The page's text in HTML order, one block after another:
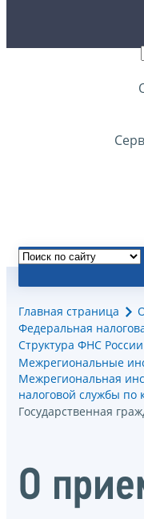
Главная страница
Федеральная
Структура ФНС России
Межрегиональные
Межрегиональная
налоговой службы по
Государственная
О